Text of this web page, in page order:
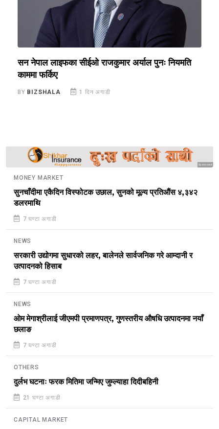
सन नेपाल लाइफका सीईओ राजकुमार अर्याल पुनः नियमति
काममा फर्किए
BY BIZSHALA 1 दिन अगाडी
Sponsored
MONEY MARKET
सुनचाँदीमा एकैदिन विस्फोटक उछाल, सुनको मूल्य प्रतिऔंस ४,३४२
डलरमाथि
7 घण्टा अगाडी
NEWS
सरकारी उद्योगमा सुधारको लहर, बालेनले सार्वजनिक गरे आम्दानी र
उत्पादनको हिसाब
7 घण्टा अगाडी
NEWS
ओम मेगाश्रीलाई जीएमपी प्रमाणपत्र, गुणस्तरीय औषधि उत्पादनमा नयाँ
छलाङ
7 घण्टा अगाडी
OTHERS
दुर्लभ घटनाः फरक मितिमा जन्मिए जुम्ल्याहा दिदीबहिनी
21 घण्टा अगाडी
CAPITAL MARKET